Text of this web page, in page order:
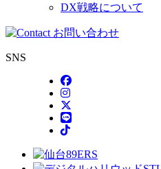
DX戦略について
SNS
Facebook
Instagram
LINE
TikTok